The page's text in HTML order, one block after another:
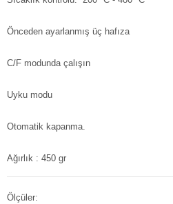
Önceden ayarlanmış üç hafıza
C/F modunda çalışın
Uyku modu
Otomatik kapanma.
Ağırlık : 450 gr
Ölçüler: